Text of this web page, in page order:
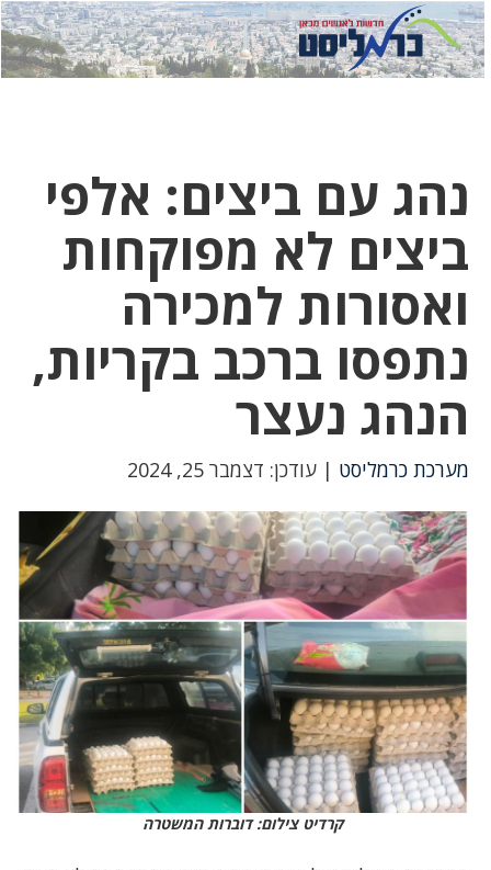
לחץ
כאן
לחץ
כדי
נהג עם ביצים: אלפי
ביצים לא מפוקחות
ואסורות למכירה
נתפסו ברכב בקריות,
הנהג נעצר
מערכת כרמליסט | עודכן: דצמבר 25, 2024
קרדיט צילום: דוברות המשטרה